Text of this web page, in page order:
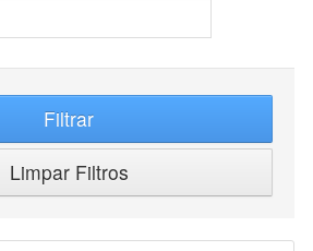
Filtrar
Limpar Filtros